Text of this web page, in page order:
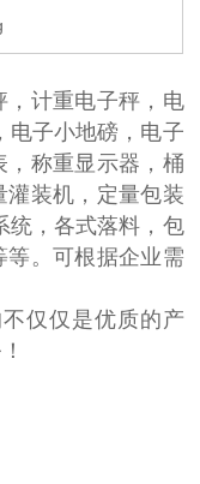
，计重电子秤，电
电子小地磅，电子
，称重显示器，桶
灌装机，定量包装
统，各式落料，包
等。可根据企业需
仅仅是优质的产